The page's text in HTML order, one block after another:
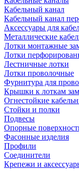
Кабельный канал
Кабельный канал
Аксессуары для
Металлические
Лотки монтажные
Лотки
Лестничные лотки
Лотки проволочные
Фурнитура для
Крышки к лоткам
Огнестойкие
Стойки и полки
Подвесы
Опорные
Фасонные изделия
Профили
Соединители
Крепежи и